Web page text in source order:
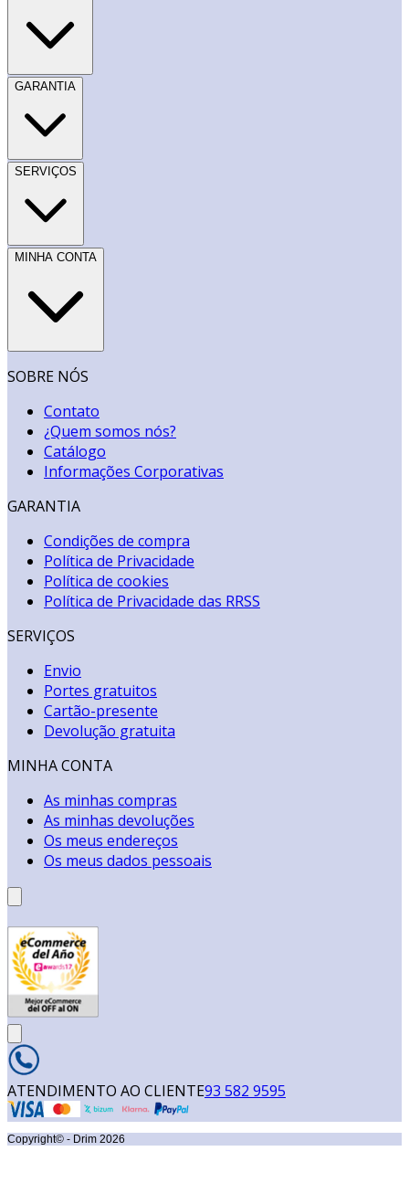
GARANTIA
SERVIÇOS
MINHA CONTA
SOBRE NÓS
Contato
¿Quem somos nós?
Catálogo
Informações Corporativas
GARANTIA
Condições de compra
Política de Privacidade
Política de cookies
Política de Privacidade das RRSS
SERVIÇOS
Envio
Portes gratuitos
Cartão-presente
Devolução gratuita
MINHA CONTA
As minhas compras
As minhas devoluções
Os meus endereços
Os meus dados pessoais
ATENDIMENTO AO CLIENTE93 582 9595
Copyright© - Drim 2026